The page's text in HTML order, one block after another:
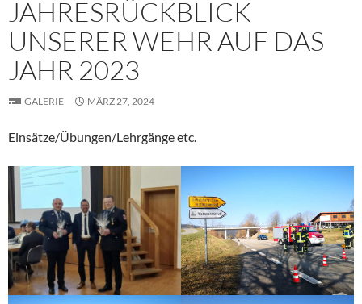
JAHRESRÜCKBLICK
UNSERER WEHR AUF DAS
JAHR 2023
GALERIE MÄRZ 27, 2024
Einsätze/Übungen/Lehrgänge etc.